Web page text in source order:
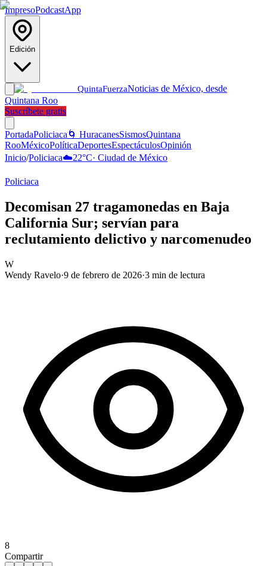
ImpresoPodcastApp
Edición
QuintaFuerzaNoticias de México, desde
Quintana Roo
Suscríbete gratis
PortadaPoliciaca 🌀 HuracanesSismosQuintana
RooMéxicoPolíticaDeportesEspectáculosOpinión
Inicio/Policiaca☁️22°C· Ciudad de México
Policiaca
Decomisan 27 tragamonedas en Baja
California Sur; servían para
reclutamiento delictivo y narcomenudeo
W
Wendy Ravelo·9 de febrero de 2026·3 min de lectura
8
Compartir